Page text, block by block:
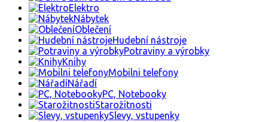
Elektro
Nábytek
Oblečení
Hudební nástroje
Potraviny a výrobky
Knihy
Mobilni telefony
Nářadí
PC, Notebooky
Starožitnosti
Slevy, vstupenky